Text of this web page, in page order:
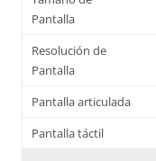
Pantalla
Resolución de
Pantalla
Pantalla articulada
Pantalla táctil